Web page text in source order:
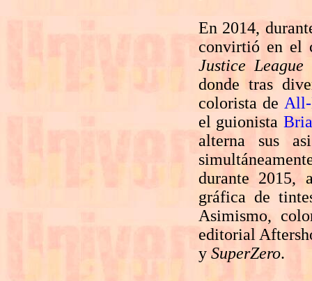
En 2014,
convirtió en el
Justice League
donde tras
colorista de
el guionista
alterna sus
durante 2015,
gráfica de
Asimismo,
editorial
y SuperZero.